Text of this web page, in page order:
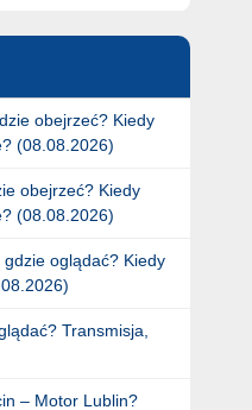
obejrzeć? Kiedy
(08.08.2026)
obejrzeć? Kiedy
(08.08.2026)
oglądać? Kiedy
Transmisja,
– Motor Lublin?